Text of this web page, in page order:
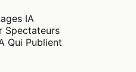
IA
Spectateurs
Qui Publient